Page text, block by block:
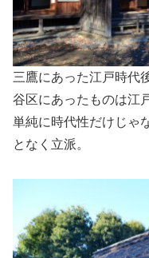
三鷹にあった江戸時代
谷区にあったものは江
単純に時代性だけじゃ
となく立派。